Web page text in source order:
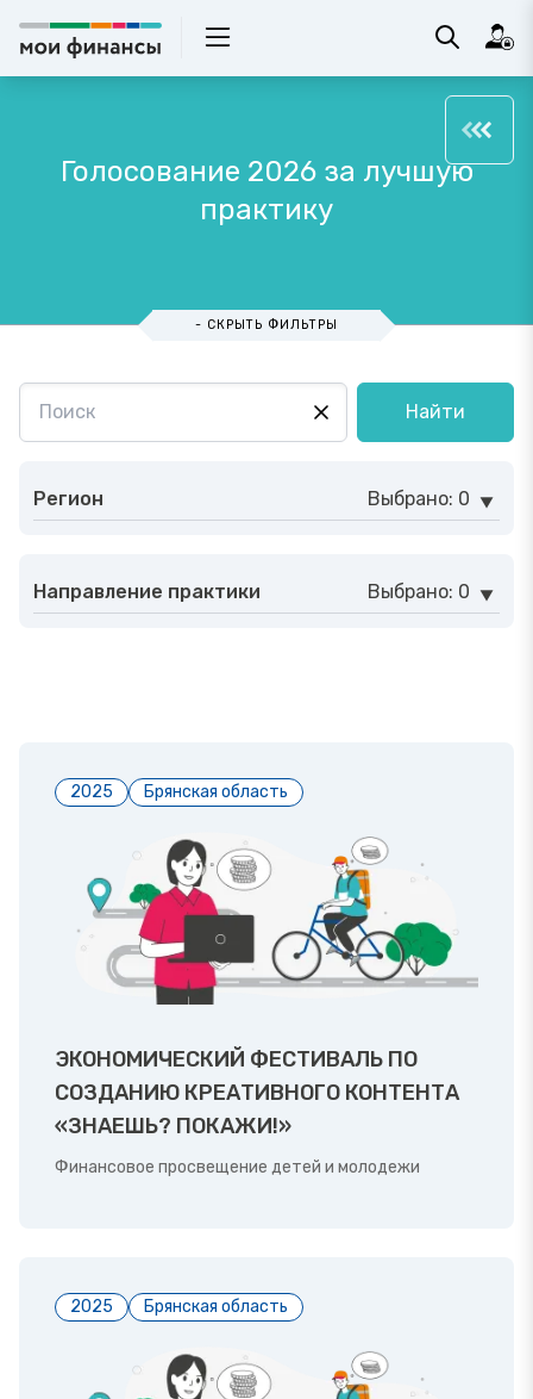
Голосование 2026 за лучшую
практику
- СКРЫТЬ ФИЛЬТРЫ
Найти
Регион Выбрано: 0
Направление практики Выбрано: 0
2025 Брянская область
ЭКОНОМИЧЕСКИЙ ФЕСТИВАЛЬ ПО
СОЗДАНИЮ КРЕАТИВНОГО КОНТЕНТА
«ЗНАЕШЬ? ПОКАЖИ!»
Финансовое просвещение детей и молодежи
2025 Брянская область